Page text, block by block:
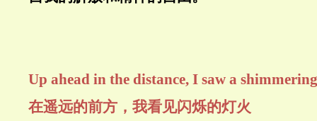
Up ahead in the distance, I saw a
在遥远的前方，我看见闪烁的灯火